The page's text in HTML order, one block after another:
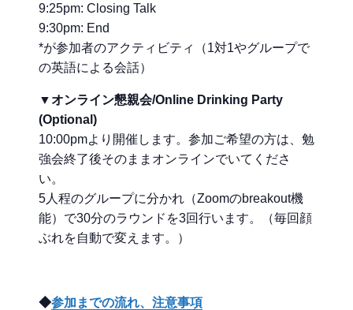
9:25pm: Closing Talk
9:30pm: End
*が参加者のアクティビティ（1対1やグループで
の英語による会話）
▼オンライン懇親会/Online Drinking Party
(Optional)
10:00pmより開催します。参加ご希望の方は、勉
強会終了後そのままオンラインでいてくださ
い。
5人程のグループに分かれ（Zoomのbreakout機
能）で30分のラウンドを3回行います。（毎回顔
ぶれを自動で変えます。）
◆参加までの流れ、注意事項